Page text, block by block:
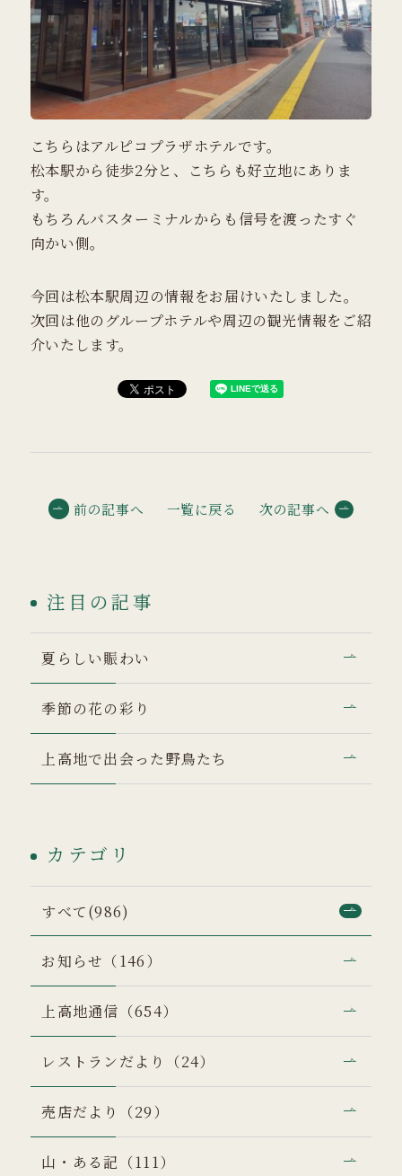
こちらはアルピコプラザホテルです。
松本駅から徒歩2分と、こちらも好立地にありま
す。
もちろんバスターミナルからも信号を渡ったすぐ
向かい側。
今回は松本駅周辺の情報をお届けいたしました。
次回は他のグループホテルや周辺の観光情報をご紹
介いたします。
前の記事へ 一覧に戻る 次の記事へ
注目の記事
夏らしい賑わい
季節の花の彩り
上高地で出会った野鳥たち
カテゴリ
すべて(986)
お知らせ（146）
上高地通信（654）
レストランだより（24）
売店だより（29）
山・ある記（111）